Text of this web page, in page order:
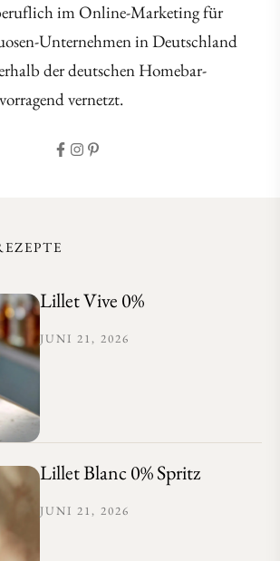
im Online-Marketing für
Unternehmen in Deutschland
der deutschen Homebar-
vernetzt.
Lillet Vive 0%
JUNI 21, 2026
Lillet Blanc 0% Spritz
JUNI 21, 2026